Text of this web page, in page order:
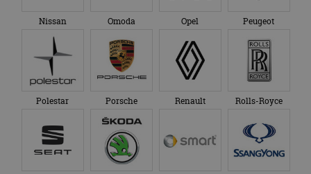
Nissan Omoda Opel Peugeot
Polestar Porsche Renault Rolls-Royce